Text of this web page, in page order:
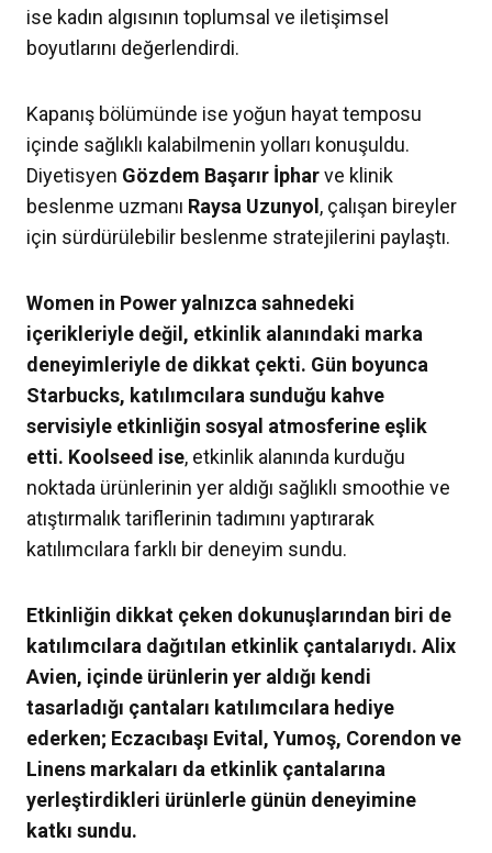
ise kadın algısının toplumsal ve iletişimsel
boyutlarını değerlendirdi.
Kapanış bölümünde ise yoğun hayat temposu
içinde sağlıklı kalabilmenin yolları konuşuldu.
Diyetisyen Gözdem Başarır İpharve klinik
beslenme uzmanı Raysa Uzunyol , çalışan bireyler
için sürdürülebilir beslenme stratejilerini paylaştı.
Women in Power yalnızca sahnedeki
içerikleriyle değil, etkinlik alanındaki marka
deneyimleriyle de dikkat çekti. Gün boyunca
Starbucks, katılımcılara sunduğu kahve
servisiyle etkinliğin sosyal atmosferine eşlik
etti. Koolseed ise, etkinlik alanında kurduğu
noktada ürünlerinin yer aldığı sağlıklı smoothie ve
atıştırmalık tariflerinin tadımını yaptırarak
katılımcılara farklı bir deneyim sundu.
Etkinliğin dikkat çeken dokunuşlarından biri de
katılımcılara dağıtılan etkinlik çantalarıydı. Alix
Avien, içinde ürünlerin yer aldığı kendi
tasarladığı çantaları katılımcılara hediye
ederken; Eczacıbaşı Evital, Yumoş, Corendon ve
Linens markaları da etkinlik çantalarına
yerleştirdikleri ürünlerle günün deneyimine
katkı sundu.